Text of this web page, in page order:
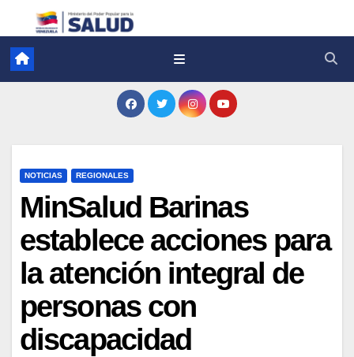
NOTICIAS REGIONALES
MinSalud Barinas
establece acciones para
la atención integral de
personas con
discapacidad